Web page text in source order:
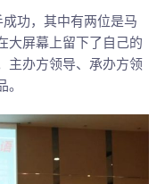
功，其中有两位是马
大屏幕上留下了自己的
主办方领导、承办方领